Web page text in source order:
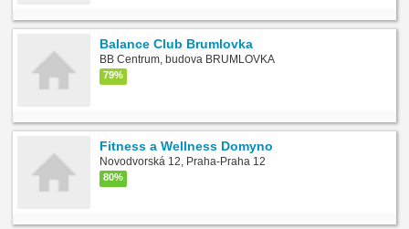
Balance Club Brumlovka
BB Centrum, budova BRUMLOVKA
79%
Fitness a Wellness Domyno
Novodvorská 12, Praha-Praha 12
80%